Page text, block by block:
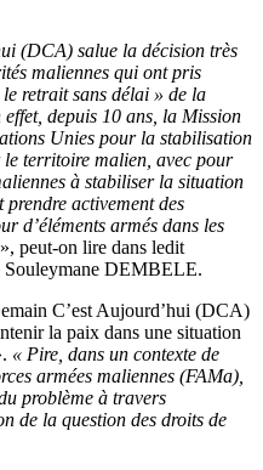
décision
des
autorités
relative
à
la
demande
de
retrait
de
la
(DCA) salue la décision très
maliennes qui ont pris
retrait sans délai » de la
depuis 10 ans, la Mission
Unies pour la stabilisation
territoire malien, avec pour
à stabiliser la situation
activement des
d’éléments armés dans les
peut-on lire dans ledit
Souleymane DEMBELE.
C’est Aujourd’hui (DCA)
la paix dans une situation
« Pire, dans un contexte de
armées maliennes (FAMa),
problème à travers
de la question des droits de